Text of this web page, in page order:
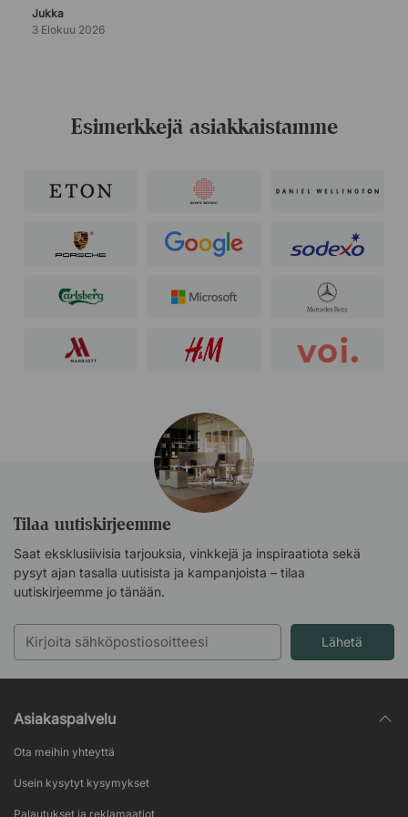
Tammi
Koivu
Jukka
3 Elokuu 2026
Esimerkkejä asiakkaistamme
Tilaa uutiskirjeemme
Saat eksklusiivisia tarjouksia, vinkkejä ja inspiraatiota sekä
pysyt ajan tasalla uutisista ja kampanjoista – tilaa
uutiskirjeemme jo tänään.
Lähetä
Asiakaspalvelu
Ota meihin yhteyttä
Usein kysytyt kysymykset
Palautukset ja reklamaatiot